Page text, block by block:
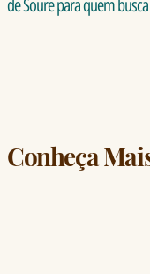
de Soure para quem
Conheça